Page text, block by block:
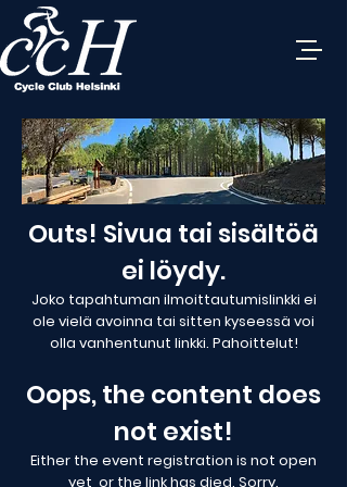
Outs! Sivua tai sisältöä
ei löydy.
Joko tapahtuman ilmoittautumislinkki ei
ole vielä avoinna tai sitten kyseessä voi
olla vanhentunut linkki. Pahoittelut!
Oops, the content does
not exist!
Either the event registration is not open
yet, or the link has died. Sorry.